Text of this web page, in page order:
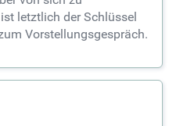
letztlich der Schlüssel
Vorstellungsgespräch.